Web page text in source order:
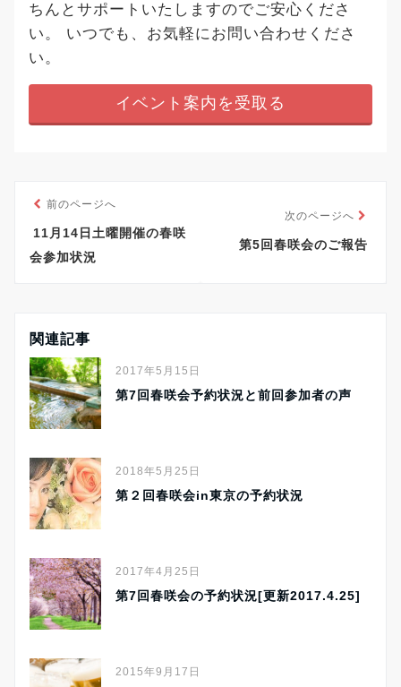
ちんとサポートいたしますのでご安心くださ
い。 いつでも、お気軽にお問い合わせくださ
い。
イベント案内を受取る
前のページへ
11月14日土曜開催の春咲
会参加状況
次のページへ
第5回春咲会のご報告
関連記事
2017年5月15日
第7回春咲会予約状況と前回参加者の声
2018年5月25日
第２回春咲会in東京の予約状況
2017年4月25日
第7回春咲会の予約状況[更新2017.4.25]
2015年9月17日